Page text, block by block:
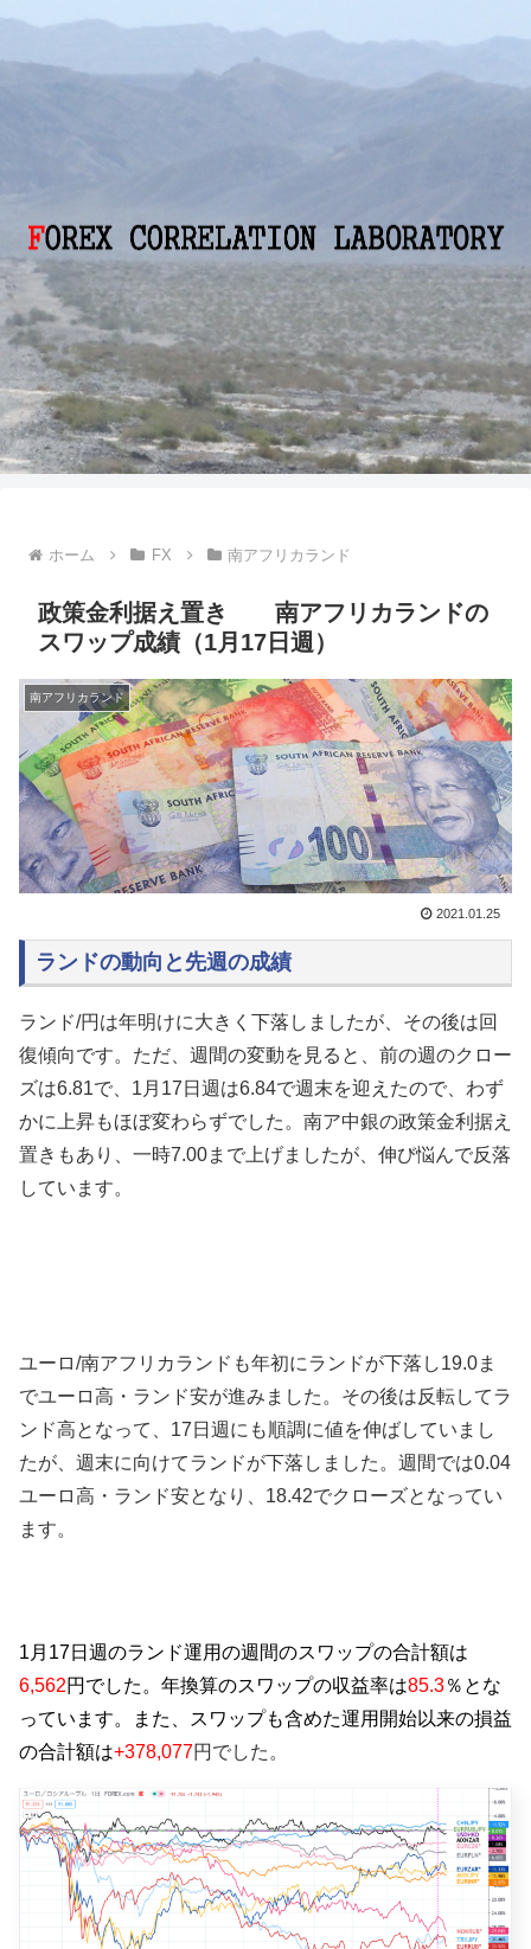
ホーム FX 南アフリカランド
政策金利据え置き 南アフリカランドの
スワップ成績（1月17日週）
南アフリカランド
2021.01.25
ランドの動向と先週の成績
ランド/円は年明けに大きく下落しましたが、その後は回
復傾向です。ただ、週間の変動を見ると、前の週のクロー
ズは6.81で、1月17日週は6.84で週末を迎えたので、わず
かに上昇もほぼ変わらずでした。南ア中銀の政策金利据え
置きもあり、一時7.00まで上げましたが、伸び悩んで反落
しています。
ユーロ/南アフリカランドも年初にランドが下落し19.0ま
でユーロ高・ランド安が進みました。その後は反転してラ
ンド高となって、17日週にも順調に値を伸ばしていまし
たが、週末に向けてランドが下落しました。週間では0.04
ユーロ高・ランド安となり、18.42でクローズとなってい
ます。
1月17日週のランド運用の週間のスワップの合計額は
6,562円でした。年換算のスワップの収益率は85.3％とな
っています。また、
スワップも含めた運用開始以来の損益
の合計額は+378,077円でした。